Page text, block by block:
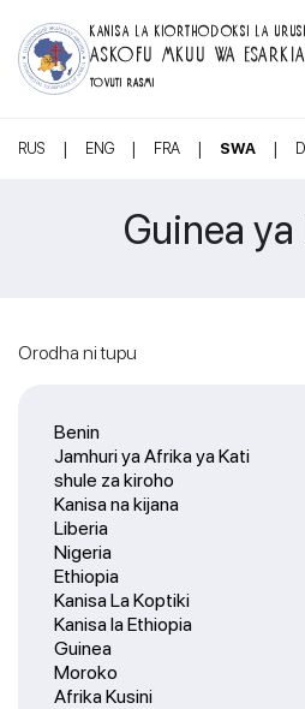
KANISA LA KIORTHODOKSI LA URUSI
ASKOFU MKUU WA
TOVUTI RASMI
RUS | ENG | FRA | SWA |
Guinea
Benin
Jamhuri ya Afrika ya Kati
shule za kiroho
Kanisa na kijana
Liberia
Nigeria
Ethiopia
Kanisa La Koptiki
Kanisa la Ethiopia
Guinea
Moroko
Afrika Kusini
Orodha ni tupu